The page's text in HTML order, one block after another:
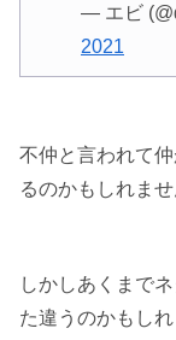
— エビ
2021
不仲と言われて
るのかもしれませ
しかしあくまで
た違うのかもしれ